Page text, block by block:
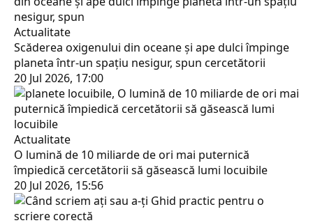
Actualitate
Scăderea oxigenului din oceane și ape dulci împinge
planeta într-un spațiu nesigur, spun cercetătorii
20 Jul 2026, 17:00
Actualitate
O lumină de 10 miliarde de ori mai puternică
împiedică cercetătorii să găsească lumi locuibile
20 Jul 2026, 15:56